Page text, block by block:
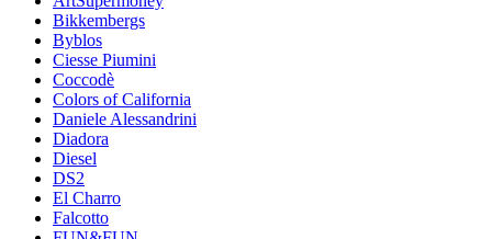
Bikkembergs
Byblos
Ciesse Piumini
Coccodè
Colors of California
Daniele Alessandrini
Diadora
Diesel
DS2
El Charro
Falcotto